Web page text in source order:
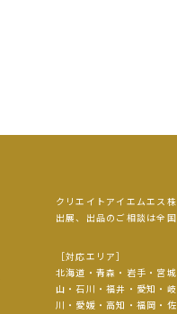
クリエイトアイエムエス
出展、出品のご相談は全
［対応エリア］
北海道・青森・岩手・宮
山・石川・福井・愛知・
川・愛媛・高知・福岡・